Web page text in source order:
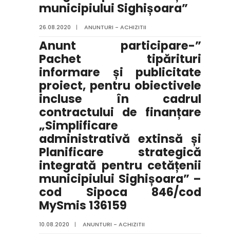
municipiului Sighișoara”
26.08.2020 | ANUNTURI - ACHIZITII
Anunt participare-”
Pachet tipărituri
informare și publicitate
proiect, pentru obiectivele
incluse în cadrul
contractului de finanțare
„Simplificare
administrativă extinsă și
Planificare strategică
integrată pentru cetățenii
municipiului Sighișoara” –
cod Sipoca 846/cod
MySmis 136159
10.08.2020 | ANUNTURI - ACHIZITII